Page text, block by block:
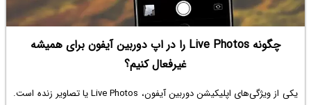
چگونه Live Photos را در اپ دوربین آیفون برای همیشه
غیرفعال کنیم؟
یکی از ویژگی‌های اپلیکیشن دوربین آیفون، Live Photos یا تصاویر زنده است.